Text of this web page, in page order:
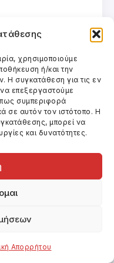
χρησιμοποιούμε
ή/και την
συγκατάθεση για τις εν
επεξεργαστούμε
συμπεριφορά
σε αυτόν τον ιστότοπο. Η
μπορεί να
και δυνατότητες.
Απορρήτου
2017
για τους
η ταινία